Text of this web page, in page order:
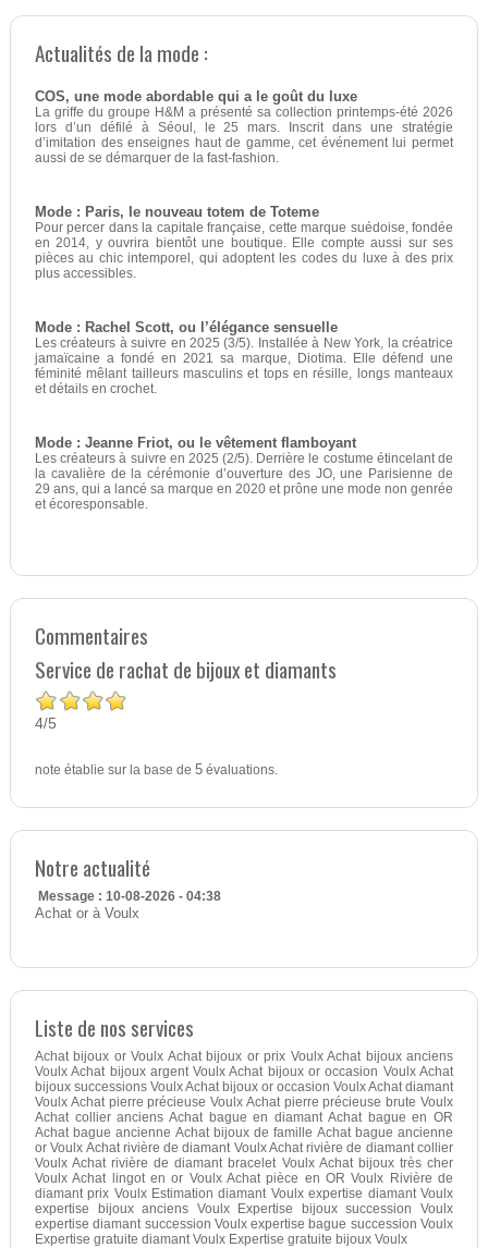
Actualités de la mode :
COS, une mode abordable qui a le goût du luxe
La griffe du groupe H&M a présenté sa collection printemps-été 2026
lors d’un défilé à Séoul, le 25 mars. Inscrit dans une stratégie
d’imitation des enseignes haut de gamme, cet événement lui permet
aussi de se démarquer de la fast-fashion.
Mode : Paris, le nouveau totem de Toteme
Pour percer dans la capitale française, cette marque suédoise, fondée
en 2014, y ouvrira bientôt une boutique. Elle compte aussi sur ses
pièces au chic intemporel, qui adoptent les codes du luxe à des prix
plus accessibles.
Mode : Rachel Scott, ou l’élégance sensuelle
Les créateurs à suivre en 2025 (3/5). Installée à New York, la créatrice
jamaïcaine a fondé en 2021 sa marque, Diotima. Elle défend une
féminité mêlant tailleurs masculins et tops en résille, longs manteaux
et détails en crochet.
Mode : Jeanne Friot, ou le vêtement flamboyant
Les créateurs à suivre en 2025 (2/5). Derrière le costume étincelant de
la cavalière de la cérémonie d’ouverture des JO, une Parisienne de
29 ans, qui a lancé sa marque en 2020 et prône une mode non genrée
et écoresponsable.
Commentaires
Service de rachat de bijoux et diamants
4/5
note établie sur la base de 5évaluations.
Notre actualité
Message : 10-08-2026 - 04:38
Achat or à Voulx
Liste de nos services
Achat bijoux or Voulx Achat bijoux or prix Voulx Achat bijoux anciens
Voulx Achat bijoux argent Voulx Achat bijoux or occasion Voulx Achat
bijoux successions Voulx Achat bijoux or occasion Voulx Achat diamant
Voulx Achat pierre précieuse Voulx Achat pierre précieuse brute Voulx
Achat collier anciens Achat bague en diamant Achat bague en OR
Achat bague ancienne Achat bijoux de famille Achat bague ancienne
or Voulx Achat rivière de diamant Voulx Achat rivière de diamant collier
Voulx Achat rivière de diamant bracelet Voulx Achat bijoux très cher
Voulx Achat lingot en or Voulx Achat pièce en OR Voulx Rivière de
diamant prix Voulx Estimation diamant Voulx expertise diamant Voulx
expertise bijoux anciens Voulx Expertise bijoux succession Voulx
expertise diamant succession Voulx expertise bague succession Voulx
Expertise gratuite diamant Voulx Expertise gratuite bijoux Voulx